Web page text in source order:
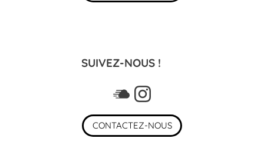
SUIVEZ-NOUS !
CONTACTEZ-NOUS